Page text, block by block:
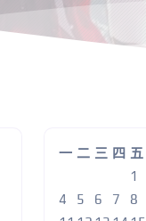
一 二 三 四 五
1
4
5 6 7 8